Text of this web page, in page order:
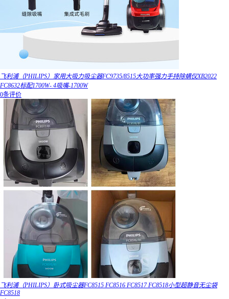
飞利浦（PHILIPS）家用大吸力吸尘器FC9735/8515大功率强力手持除螨仪XB2022
FC8632标配1700W- 4吸嘴-1700W
0条评价
飞利浦（PHILIPS）卧式吸尘器FC8515 FC8516 FC8517 FC8518小型超静音无尘袋
FC8518